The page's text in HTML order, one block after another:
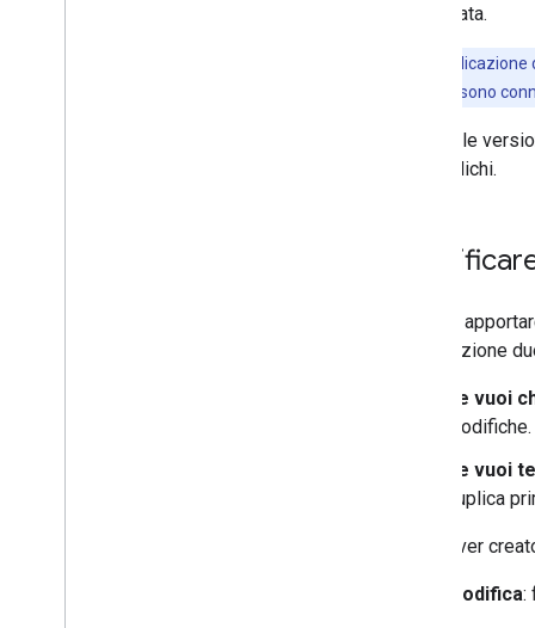
pubblicata.
dispositivi non sono
: le
le pubblichi.
Se vuoi
disposizione
Se vuoi
Se vuoi
duplica
Dopo aver
Modifica: